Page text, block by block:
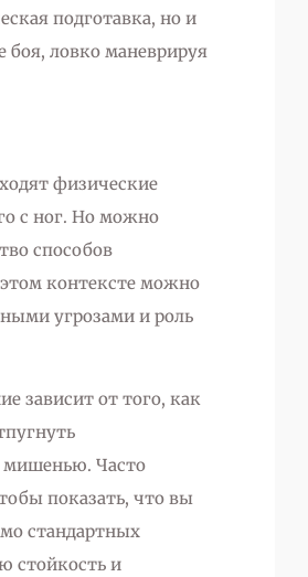
подготавка, но и
боя, ловко маневрируя
физические
с ног. Но можно
способов
этом контексте можно
угрозами и роль
зависит от того, как
мишенью. Часто
показать, что вы
стандартных
стойкость и